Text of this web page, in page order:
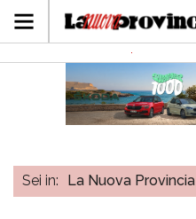
Sei in: La Nuova Provincia